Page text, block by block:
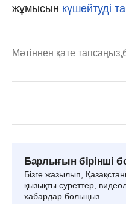
жұмысын күшейтуді
Мәтіннен қате тапсаңыз,
Барлығын бірінші
Бізге жазылып,
қызықты суреттер,
хабардар болыңыз.